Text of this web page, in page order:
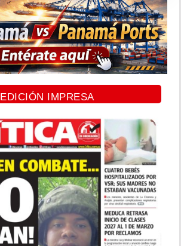
EDICIÓN IMPRESA